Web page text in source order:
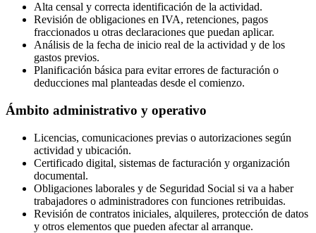
Alta censal y correcta identificación de la actividad.
Revisión de obligaciones en IVA, retenciones, pagos
fraccionados u otras declaraciones que puedan aplicar.
Análisis de la fecha de inicio real de la actividad y de los
gastos previos.
Planificación básica para evitar errores de facturación o
deducciones mal planteadas desde el comienzo.
Ámbito administrativo y operativo
Licencias, comunicaciones previas o autorizaciones según
actividad y ubicación.
Certificado digital, sistemas de facturación y organización
documental.
Obligaciones laborales y de Seguridad Social si va a haber
trabajadores o administradores con funciones retribuidas.
Revisión de contratos iniciales, alquileres, protección de datos
y otros elementos que pueden afectar al arranque.